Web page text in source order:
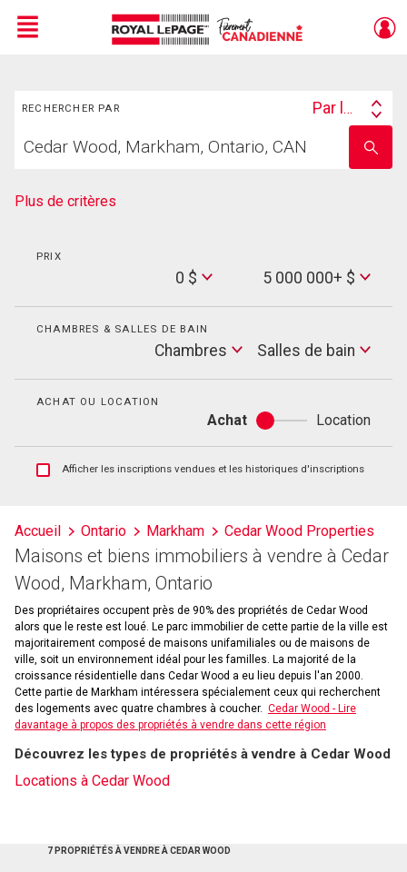
Menu
RECHERCHER PAR
Search
Par lieu
votre
nom
Plus de critères
PRIX
0 $
Max
Price
5 000 000+ $
CHAMBRES & SALLES DE BAIN
Chambres
Salles
de
Salles de bain
ACHAT OU LOCATION
Achat
Achat
ou
location
Location
Afficher
et
les
historiques
d'inscriptions
Afficher les inscriptions vendues et les historiques d'inscriptions
Accueil Ontario Markham Cedar Wood Properties
Maisons et biens immobiliers à vendre à Cedar
Wood, Markham, Ontario
Des propriétaires occupent près de 90% des propriétés de Cedar Wood
alors que le reste est loué. Le parc immobilier de cette partie de la ville est
majoritairement composé de maisons unifamiliales ou de maisons de
ville, soit un environnement idéal pour les familles. La majorité de la
croissance résidentielle dans Cedar Wood a eu lieu depuis l'an 2000.
Cette partie de Markham intéressera spécialement ceux qui recherchent
des logements avec quatre chambres à coucher. Cedar Wood - Lire
davantage à propos des propriétés à vendre dans cette région
Découvrez les types de propriétés à vendre à Cedar Wood
Locations à Cedar Wood
7 PROPRIÉTÉS À VENDRE À CEDAR WOOD